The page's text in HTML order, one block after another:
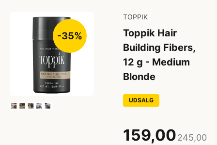
-35%
TOPPIK
Toppik Hair
Building Fibers,
12 g - Medium
Blonde
UDSALG
159,00245,00